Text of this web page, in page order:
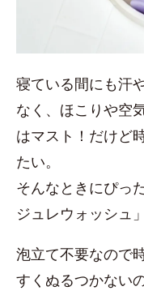
寝ている間にも汗
なく、ほこりや空
はマスト！だけど
たい。
そんなときにぴっ
ジュレウォッシュ」
泡立て不要なので
すくぬるつかない